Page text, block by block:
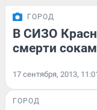
ГОРОД
В СИЗО
смерти
17 сентября, 2013,
ГОРОД